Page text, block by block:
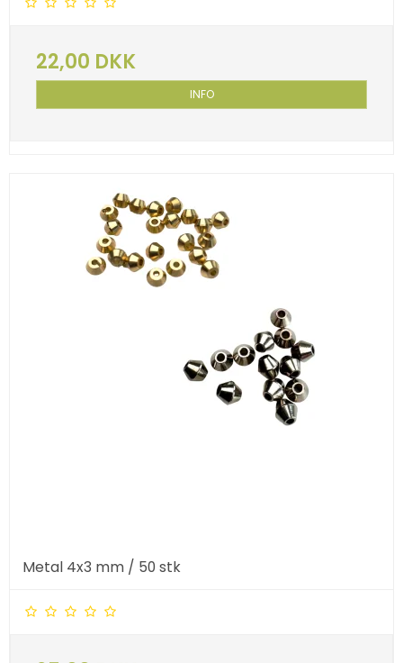
22,00 DKK
INFO
Metal 4x3 mm / 50 stk